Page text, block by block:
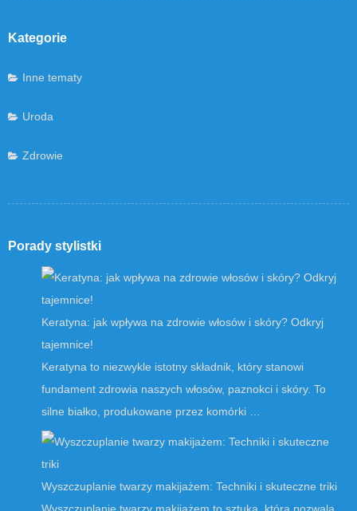
Kategorie
Inne tematy
Uroda
Zdrowie
Porady stylistki
Keratyna: jak wpływa na zdrowie włosów i skóry? Odkryj
tajemnice!
Keratyna to niezwykle istotny składnik, który stanowi
fundament zdrowia naszych włosów, paznokci i skóry. To
silne białko, produkowane przez komórki …
Wyszczuplanie twarzy makijażem: Techniki i skuteczne triki